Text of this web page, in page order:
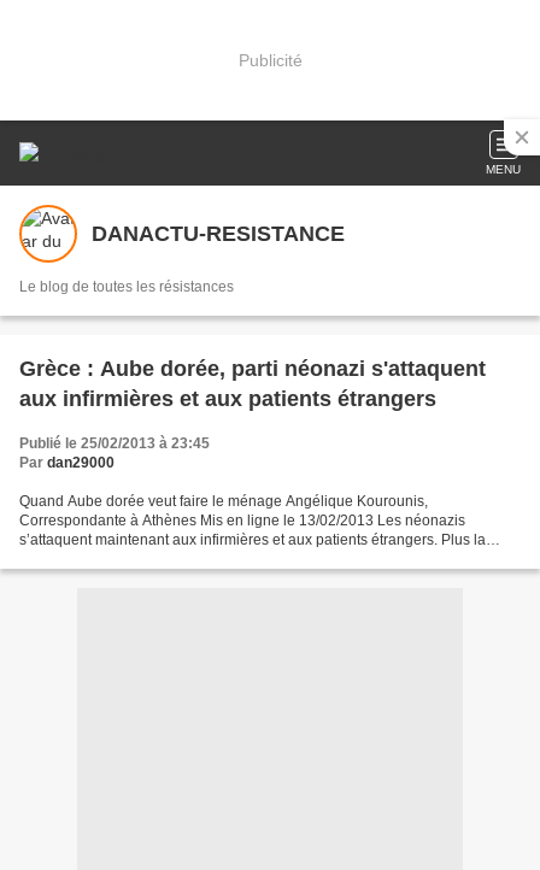
Publicité
MENU
DANACTU-RESISTANCE
Le blog de toutes les résistances
Grèce : Aube dorée, parti néonazi s'attaquent
aux infirmières et aux patients étrangers
Publié le 25/02/2013 à 23:45
Par dan29000
Quand Aube dorée veut faire le ménage Angélique Kourounis,
Correspondante à Athènes Mis en ligne le 13/02/2013 Les néonazis
s’attaquent maintenant aux infirmières et aux patients étrangers. Plus la